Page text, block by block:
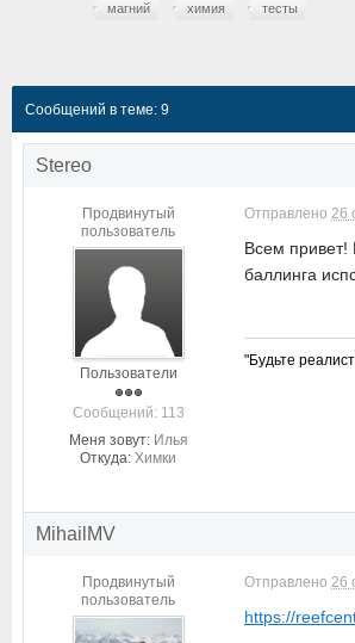
магний химия тесты
Сообщений в теме: 9
Stereo
Продвинутый
пользователь
Пользователи
Cообщений: 113
Меня зовут: Илья
Откуда: Химки
Отправлено 26
Всем привет!
баллинга
"Будьте
MihailMV
Продвинутый
пользователь
Отправлено 26
https://